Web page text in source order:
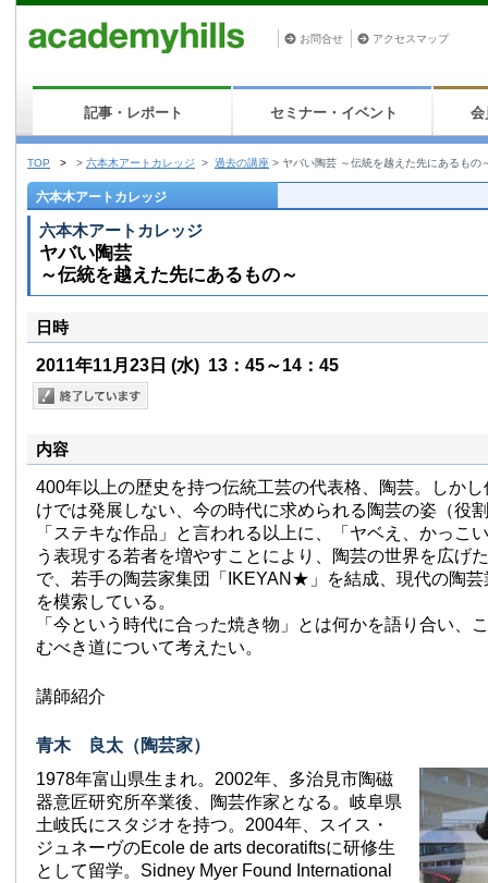
お問合せ アクセスマップ
記事・レポート セミナー・イベント 会
TOP > > 六本木アートカレッジ > 過去の講座 > ヤバい陶芸 ～伝統を越えた先にあるもの
六本木アートカレッジ
六本木アートカレッジ
ヤバい陶芸
～伝統を越えた先にあるもの～
日時
2011年11月23日 (水) 13：45～14：45
内容
400年以上の歴史を持つ伝統工芸の代表格、陶芸。しか
けでは発展しない、今の時代に求められる陶芸の姿（役
「ステキな作品」と言われる以上に、「ヤベえ、かっこ
う表現する若者を増やすことにより、陶芸の世界を広げ
で、若手の陶芸家集団「IKEYAN★」を結成、現代の陶
を模索している。
「今という時代に合った焼き物」とは何かを語り合い、
むべき道について考えたい。
講師紹介
青木 良太（陶芸家）
1978年富山県生まれ。2002年、多治見市陶磁
器意匠研究所卒業後、陶芸作家となる。岐阜県
土岐氏にスタジオを持つ。2004年、スイス・
ジュネーヴのEcole de arts decoratiftsに研修生
として留学。Sidney Myer Found International